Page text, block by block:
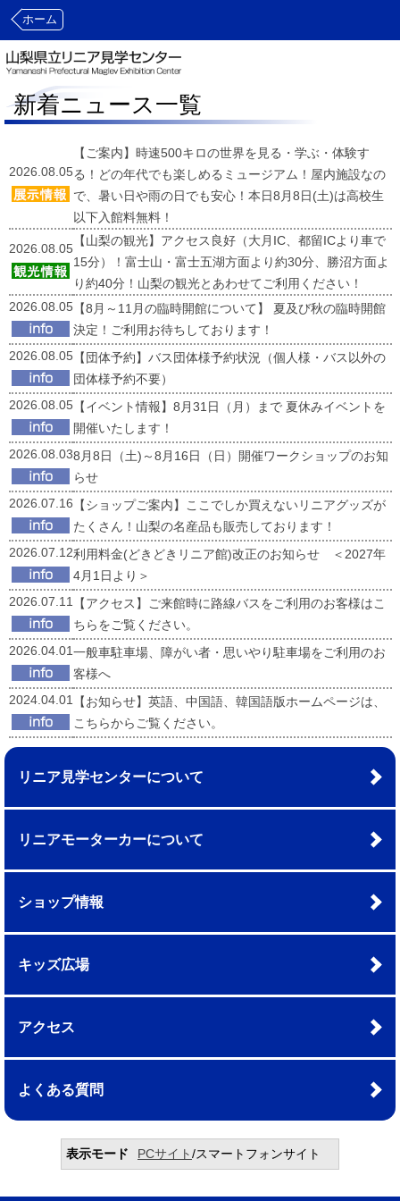
ホーム
新着ニュース一覧
2026.08.05
【ご案内】時速500キロの世界を見る・学ぶ・体験す
る！どの年代でも楽しめるミュージアム！屋内施設なの
で、暑い日や雨の日でも安心！本日8月8日(土)は高校生
以下入館料無料！
2026.08.05
【山梨の観光】アクセス良好（大月IC、都留ICより車で
15分）！富士山・富士五湖方面より約30分、勝沼方面よ
り約40分！山梨の観光とあわせてご利用ください！
2026.08.05 【8月～11月の臨時開館について】 夏及び秋の臨時開館
決定！ご利用お待ちしております！
2026.08.05 【団体予約】バス団体様予約状況（個人様・バス以外の
団体様予約不要）
2026.08.05 【イベント情報】8月31日（月）まで 夏休みイベントを
開催いたします！
2026.08.038月8日（土)～8月16日（日）開催ワークショップのお知
らせ
2026.07.16 【ショップご案内】ここでしか買えないリニアグッズが
たくさん！山梨の名産品も販売しております！
2026.07.12利用料金(どきどきリニア館)改正のお知らせ ＜2027年
4月1日より＞
2026.07.11
【アクセス】ご来館時に路線バスをご利用のお客様はこ
ちらをご覧ください。
2026.04.01一般車駐車場、障がい者・思いやり駐車場をご利用のお
客様へ
2024.04.01
【お知らせ】英語、中国語、韓国語版ホームページは、
こちらからご覧ください。
リニア見学センターについて
リニアモーターカーについて
ショップ情報
キッズ広場
アクセス
よくある質問
表示モード PCサイト/スマートフォンサイト